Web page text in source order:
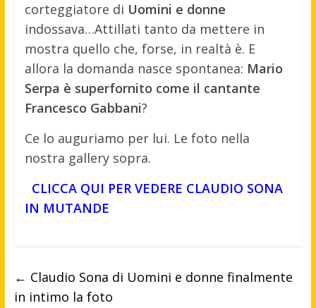
corteggiatore di Uomini e donne
indossava…Attillati tanto da mettere in
mostra quello che, forse, in realtà è. E
allora la domanda nasce spontanea: Mario
Serpa è superfornito come il cantante
Francesco Gabbani?
Ce lo auguriamo per lui. Le foto nella
nostra gallery sopra.
CLICCA QUI PER VEDERE CLAUDIO SONA
IN MUTANDE
← Claudio Sona di Uomini e donne finalmente
in intimo la foto